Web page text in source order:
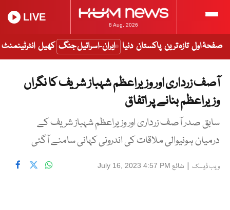
8 Aug, 2026
LIVE
صفحۂ اول تازہ ترین پاکستان دنیا ایران-اسرائیل جنگ کھیل انٹرٹینمنٹ
آصف زرداری اور وزیراعظم شہباز شریف کا نگراں
وزیراعظم بنانے پر اتفاق
سابق صدر آصف زرداری اور وزیراعظم شہباز شریف کے
درمیان ہونیوالی ملاقات کی اندرونی کہانی سامنے آگئی
ویب ڈیسک | شائع July 16, 2023 4:57 PM